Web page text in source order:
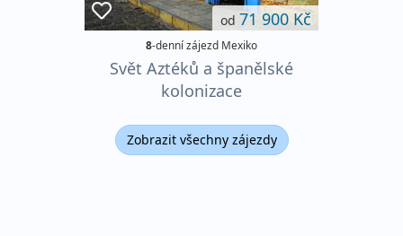
od 71 900 Kč
8-denní zájezd Mexiko
Svět Aztéků a španělské
kolonizace
Zobrazit všechny zájezdy